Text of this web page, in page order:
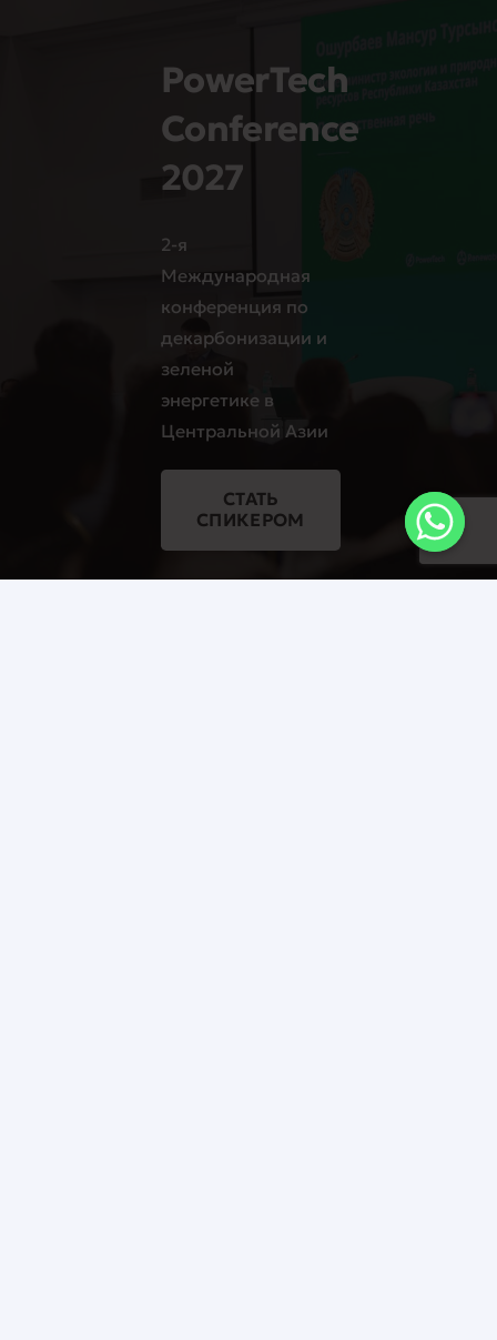
PowerTech
Conference
2027
2-я
Международная
конференция по
декарбонизации и
зеленой
энергетике в
Центральной Азии
СТАТЬ
СПИКЕРОМ